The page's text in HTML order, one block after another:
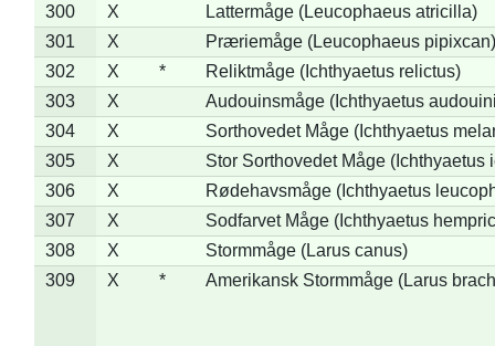
300
X
Lattermåge (Leucophaeus atricilla)
301
X
Præriemåge (Leucophaeus pipixcan)
302
X *
Reliktmåge (Ichthyaetus relictus)
303
X
Audouinsmåge (Ichthyaetus
304
X
Sorthovedet Måge (Ichthyaetus
305
X
Stor Sorthovedet Måge (Ichthyaetus
306
X
Rødehavsmåge (Ichthyaetus
307
X
Sodfarvet Måge (Ichthyaetus
308
X
Stormmåge (Larus canus)
309
X * Amerikansk Stormmåge (Larus